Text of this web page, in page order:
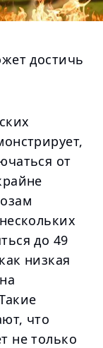
достичь
от
до 49
низкая
что
не только